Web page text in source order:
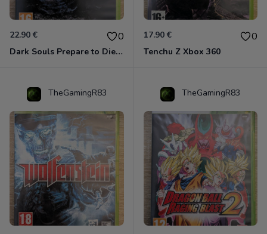
22.90 € 0
Dark Souls Prepare to Die Edition XBOX 360
17.90 € 0
Tenchu Z Xbox 360
TheGamingR83 TheGamingR83